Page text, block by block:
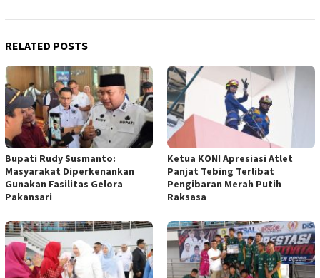
RELATED POSTS
Bupati Rudy Susmanto:
Masyarakat Diperkenankan
Gunakan Fasilitas Gelora
Pakansari
Ketua KONI Apresiasi Atlet
Panjat Tebing Terlibat
Pengibaran Merah Putih
Raksasa